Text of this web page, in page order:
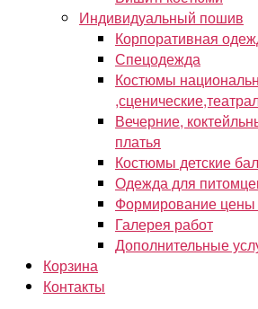
Индивидуальный пошив
Корпоративная
Спецодежда
Костюмы
Вечерние,
платья
Костюмы детские
Одежда для
Формирование
Галерея работ
Дополнительные
Корзина
Контакты